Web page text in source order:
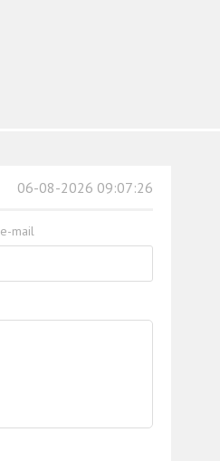
06-08-2026 09:07:26
e-mail